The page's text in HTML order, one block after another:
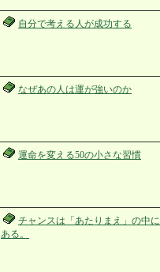
自分で考える人が成功する
なぜあの人は運が強いのか
運命を変える50の小さな習慣
チャンスは「あたりまえ」の中に
ある。